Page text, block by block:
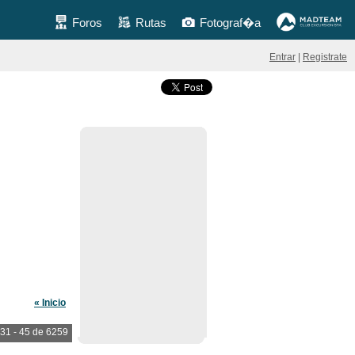
Entrar Registrate
Foros Rutas Fotograf�a
« Inicio
- 45 de 6259